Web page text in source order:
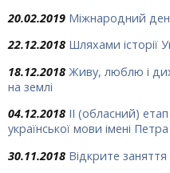
20.02.2019 Міжнародний
22.12.2018 Шляхами історії
18.12.2018 Живу, люблю і
на землі
04.12.2018 ІІ (обласний)
української мови імені
30.11.2018 Відкрите